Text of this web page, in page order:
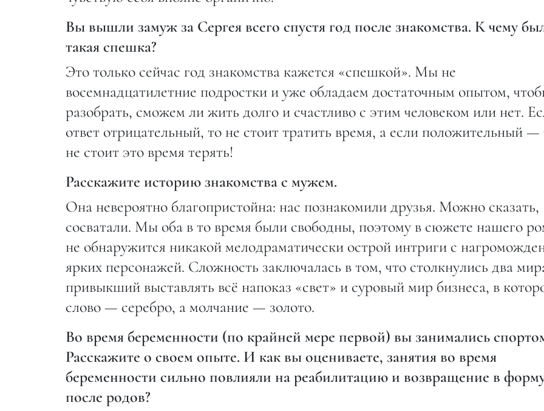
Вы вышли замуж за Сергея всего спустя год после знакомства. К чему
такая спешка?
Это только сейчас год знакомства кажется «спешкой». Мы не
восемнадцатилетние подростки и уже обладаем достаточным опытом,
разобрать, сможем ли жить долго и счастливо с этим человеком или нет.
ответ отрицательный, то не стоит тратить время, а если положительный —
не стоит это время терять!
Расскажите историю знакомства с мужем.
Она невероятно благопристойна: нас познакомили друзья. Можно сказать,
сосватали. Мы оба в то время были свободны, поэтому в сюжете нашего
не обнаружится никакой мелодраматически острой интриги с
ярких персонажей. Сложность заключалась в том, что столкнулись два
привыкший выставлять всё напоказ «свет» и суровый мир бизнеса, в
слово — серебро, а молчание — золото.
Во время беременности (по крайней мере первой) вы занимались
Расскажите о своем опыте. И как вы оцениваете, занятия во время
беременности сильно повлияли на реабилитацию и возвращение в
после родов?